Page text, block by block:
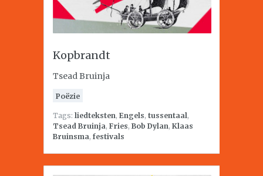
Kopbrandt
Tsead Bruinja
Poëzie
Tags: liedteksten, Engels, tussentaal,
Tsead Bruinja, Fries, Bob Dylan, Klaas
Bruinsma, festivals